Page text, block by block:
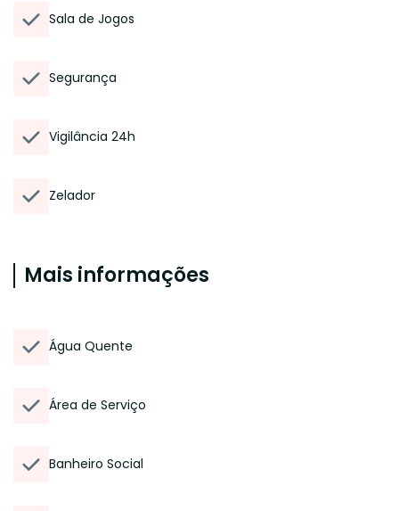
Sala de Jogos
Segurança
Vigilância 24h
Zelador
Mais informações
Água Quente
Área de Serviço
Banheiro Social